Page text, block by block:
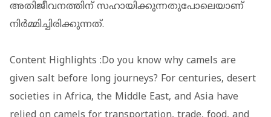
അതിജീവനത്തിന് സഹായിക്കുന്നതുപോലെയാണ്
നിര്‍മ്മിച്ചിരിക്കുന്നത്.
Content Highlights :Do you know why camels are
given salt before long journeys? For centuries, desert
societies in Africa, the Middle East, and Asia have